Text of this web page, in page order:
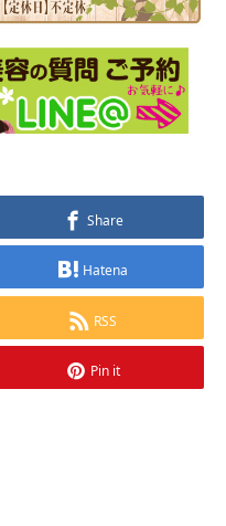
Share
Hatena
RSS
Pin it